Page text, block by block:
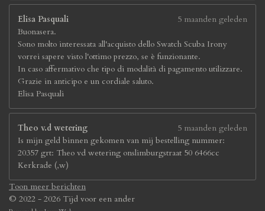
Elisa Pasquali
5 maanden geleden
Buonasera.
Sono molto interessata all'acquisto dello Swatch Scuba Irony
vorrei sapere visto l'ottimo prezzo, se è funzionante.
In caso affermativo che tipo di modalità di pagamento utilizzare.
Grazie in anticipo e un cordiale saluto.
Elisa Pasquali
Theo v.d wetering
5 maanden geleden
Is mijn geld binnen gekomen van mij bestelling nummer:
20357 grt: Theo vd wetering onslimburgstraat 50 6466cc
Kerkrade (,w)
Toon meer berichten
© 2022 - 2026 Tijd voor een ander